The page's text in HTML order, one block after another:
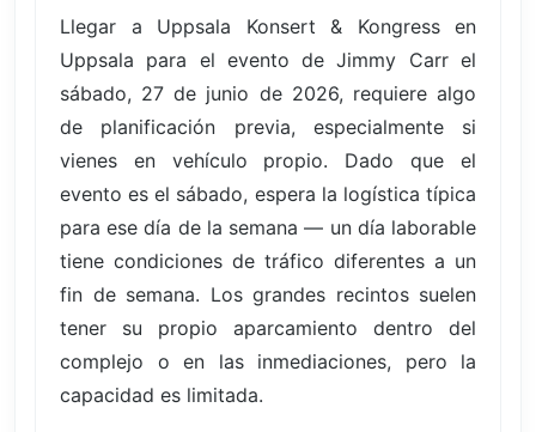
Llegar a Uppsala Konsert & Kongress en
Uppsala para el evento de Jimmy Carr el
sábado, 27 de junio de 2026, requiere algo
de planificación previa, especialmente si
vienes en vehículo propio. Dado que el
evento es el sábado, espera la logística típica
para ese día de la semana — un día laborable
tiene condiciones de tráfico diferentes a un
fin de semana. Los grandes recintos suelen
tener su propio aparcamiento dentro del
complejo o en las inmediaciones, pero la
capacidad es limitada.